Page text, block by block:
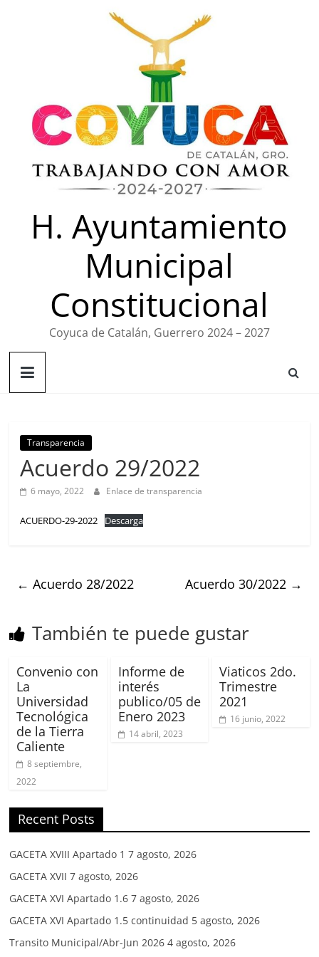
H. Ayuntamiento
Municipal
Constitucional
Coyuca de Catalán, Guerrero 2024 – 2027
Transparencia
Acuerdo 29/2022
6 mayo, 2022 Enlace de transparencia
ACUERDO-29-2022 Descarga
← Acuerdo 28/2022 Acuerdo 30/2022 →
También te puede gustar
Convenio con
La
Universidad
Tecnológica
de la Tierra
Caliente
8 septiembre,
2022
Informe de
interés
publico/05 de
Enero 2023
14 abril, 2023
Viaticos 2do.
Trimestre
2021
16 junio, 2022
Recent Posts
GACETA XVIII Apartado 1 7 agosto, 2026
GACETA XVII 7 agosto, 2026
GACETA XVI Apartado 1.6 7 agosto, 2026
GACETA XVI Apartado 1.5 continuidad 5 agosto, 2026
Transito Municipal/Abr-Jun 2026 4 agosto, 2026